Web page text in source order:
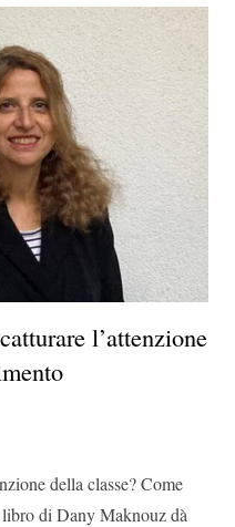
l’attenzione
della classe? Come
di Dany Maknouz dà